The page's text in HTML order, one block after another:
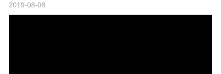
2019-08-08